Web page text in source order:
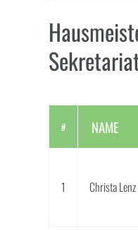
# NAME
1 Christa Lenz